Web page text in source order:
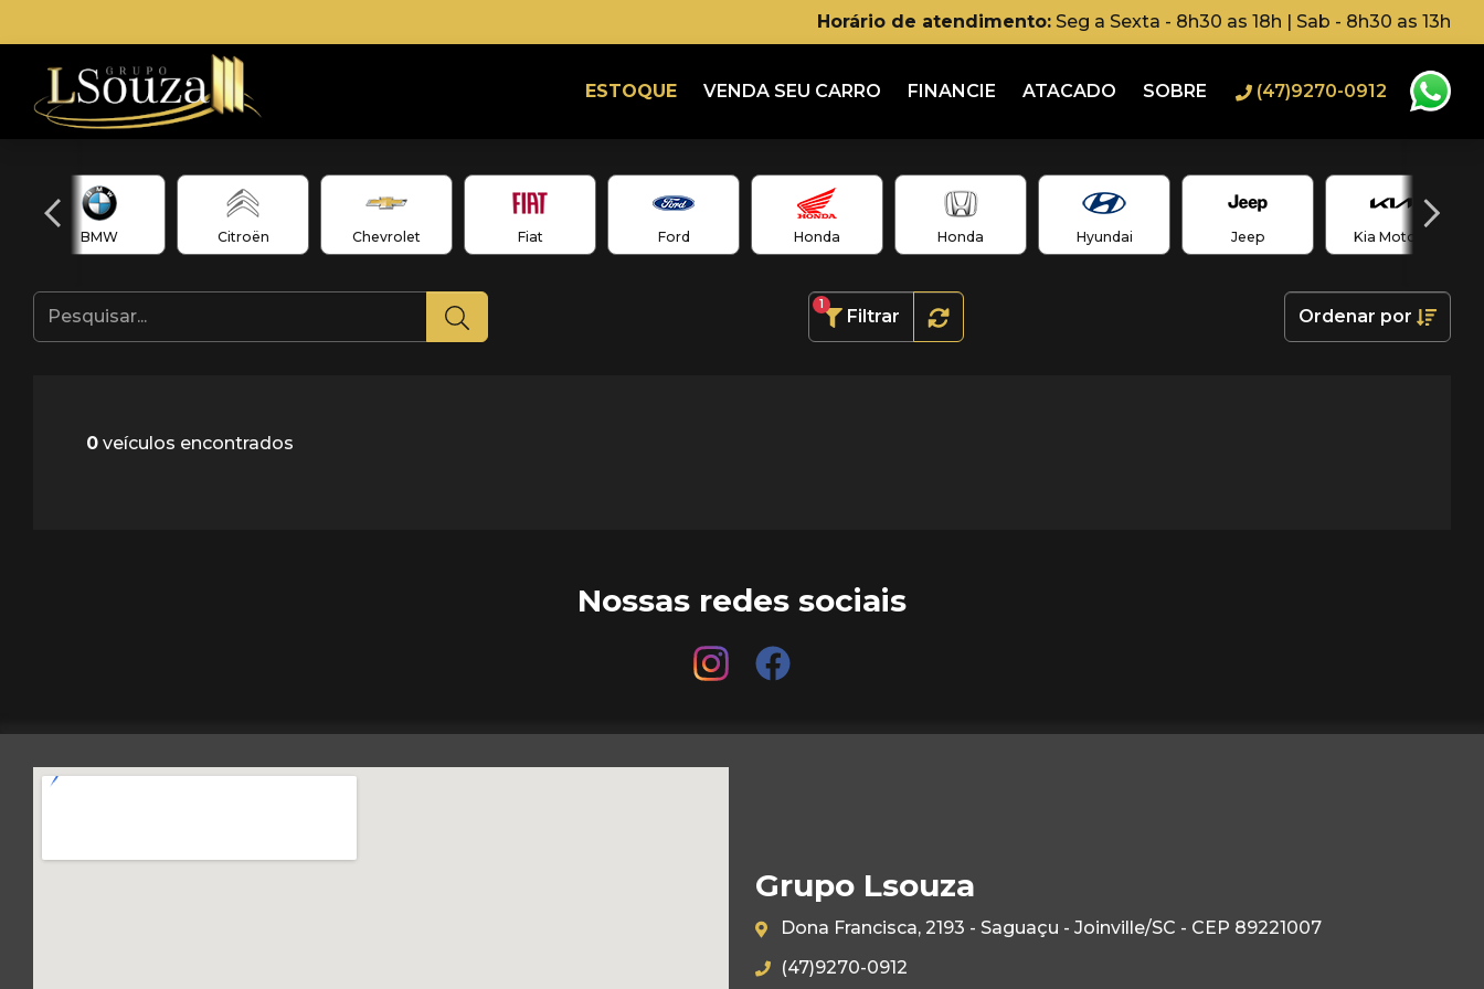
Horário de atendimento: Seg a Sexta - 8h30 as 18h | Sab - 8h30 as 13h
ESTOQUE VENDA SEU CARRO FINANCIE ATACADO SOBRE (47)9270-0912
BMW Citroën Chevrolet Fiat Ford Honda Honda Hyundai Jeep Kia Motors
Filtrar
1
Ordenar por
0 veículos encontrados
Nossas redes sociais
Grupo Lsouza
Dona Francisca, 2193 - Saguaçu - Joinville/SC - CEP 89221007
(47)9270-0912